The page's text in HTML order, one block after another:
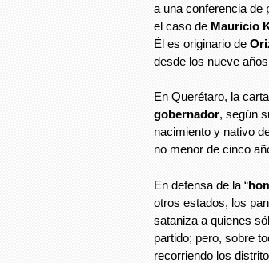
a una conferencia de
el caso de Mauricio
Él es originario de
desde los nueve
En Querétaro, la
gobernador, según
nacimiento y nativo
no menor de cinco
En defensa de la “
otros estados, los
sataniza a quienes
partido; pero, sobre
recorriendo los